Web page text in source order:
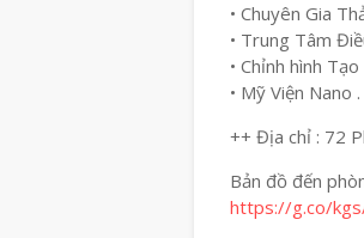
• Chuyên Gia
• Trung Tâm
• Chỉnh hình
• Mỹ Viện Nano
++ Địa chỉ : 72
Bản đồ đến
https://g.co/